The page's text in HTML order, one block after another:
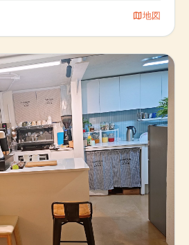
map地図